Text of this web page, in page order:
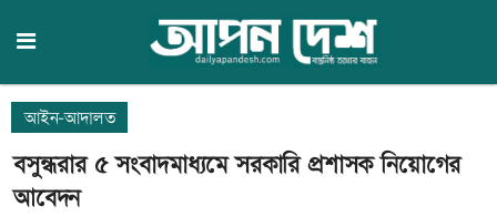
আইন-আদালত
বসুন্ধরার ৫ সংবাদমাধ্যমে সরকারি প্রশাসক নিয়োগের
আবেদন